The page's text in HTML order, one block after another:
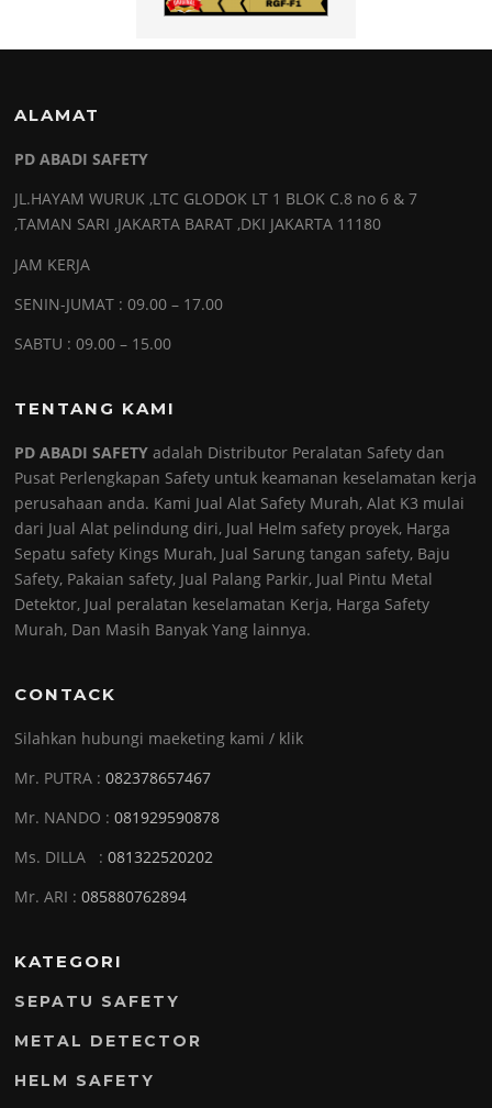
ALAMAT
PD ABADI SAFETY
JL.HAYAM WURUK ,LTC GLODOK LT 1 BLOK C.8 no 6 & 7
,TAMAN SARI ,JAKARTA BARAT ,DKI JAKARTA 11180
JAM KERJA
SENIN-JUMAT : 09.00 – 17.00
SABTU : 09.00 – 15.00
TENTANG KAMI
PD ABADI SAFETY adalah Distributor Peralatan Safety dan
Pusat Perlengkapan Safety untuk keamanan keselamatan kerja
perusahaan anda. Kami Jual Alat Safety Murah, Alat K3 mulai
dari Jual Alat pelindung diri, Jual Helm safety proyek, Harga
Sepatu safety Kings Murah, Jual Sarung tangan safety, Baju
Safety, Pakaian safety, Jual Palang Parkir, Jual Pintu Metal
Detektor, Jual peralatan keselamatan Kerja, Harga Safety
Murah, Dan Masih Banyak Yang lainnya.
CONTACK
Silahkan hubungi maeketing kami / klik
Mr. PUTRA :082378657467
Mr. NANDO :081929590878
Ms. DILLA :081322520202
Mr. ARI :085880762894
KATEGORI
SEPATU SAFETY
METAL DETECTOR
HELM SAFETY